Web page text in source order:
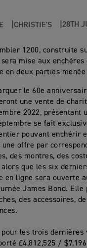
CHRISTIE'S 28TH
1200, construite
sera mise aux
en deux parties
le 60e
une vente de
2022, présentant
se fait
pouvant enchérir
une offre par
des montres, des
alors que les six
en ligne sera ouverte
James Bond.
des accessoires,
pour les trois dernières
£4,812,525 /